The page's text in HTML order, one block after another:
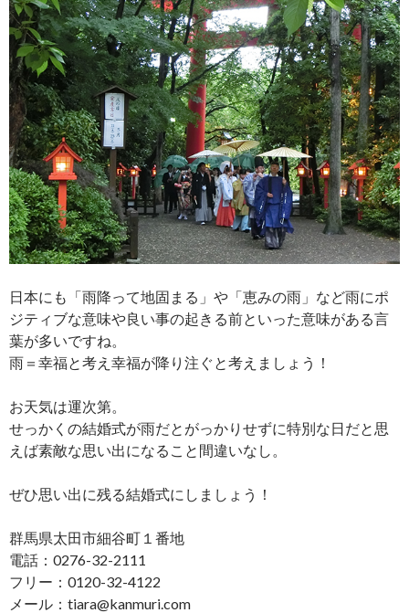
日本にも「雨降って地固まる」や「恵みの雨」など雨にポ
ジティブな意味や良い事の起きる前といった意味がある言
葉が多いですね。
雨＝幸福と考え幸福が降り注ぐと考えましょう！
お天気は運次第。
せっかくの結婚式が雨だとがっかりせずに特別な日だと思
えば素敵な思い出になること間違いなし。
ぜひ思い出に残る結婚式にしましょう！
群馬県太田市細谷町１番地
電話：0276-32-2111
フリー：0120-32-4122
メール：tiara@kanmuri.com